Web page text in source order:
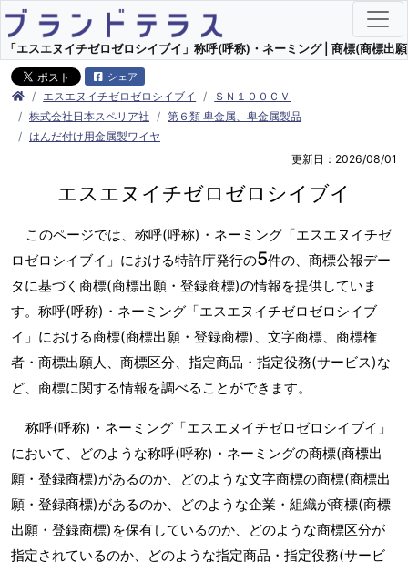
「エスエヌイチゼロゼロシイブイ」称呼(呼称)・ネーミング | 商標(商標出
シェア
エスエヌイチゼロゼロシイブイ
ＳＮ１００ＣＶ
株式会社日本スペリア社
第６類 卑金属、卑金属製品
はんだ付け用金属製ワイヤ
更新日：2026/08/01
エスエヌイチゼロゼロシイブイ
このページでは、称呼(呼称)・ネーミング「エスエヌイチゼ
ロゼロシイブイ」における特許庁発行の5件の、商標公報デー
タに基づく商標(商標出願・登録商標)の情報を提供していま
す。称呼(呼称)・ネーミング「エスエヌイチゼロゼロシイブ
イ」における商標(商標出願・登録商標)、文字商標、商標権
者・商標出願人、商標区分、指定商品・指定役務(サービス)な
ど、商標に関する情報を調べることができます。
称呼(呼称)・ネーミング「エスエヌイチゼロゼロシイブイ」
において、どのような称呼(呼称)・ネーミングの商標(商標出
願・登録商標)があるのか、どのような文字商標の商標(商標出
願・登録商標)があるのか、どのような企業・組織が商標(商標
出願・登録商標)を保有しているのか、どのような商標区分が
指定されているのか、どのような指定商品・指定役務(サービ